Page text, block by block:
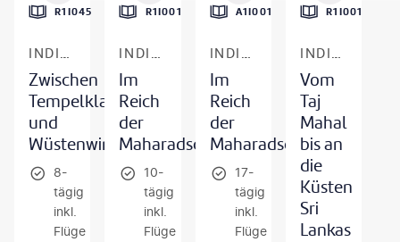
R1I045
INDIEN
Zwischen
Tempelklang
und
Wüstenwind
8-
tägig
inkl.
Flüge
R1I001
INDIEN
Im
Reich
der
Maharadschas
10-
tägig
inkl.
Flüge
A1I001
INDIEN
Im
Reich
der
Maharadschas
17-
tägig
inkl.
Flüge
R1I001
INDIEN & SRI LANKA
Vom
Taj
Mahal
bis an
die
Küsten
Sri
Lankas